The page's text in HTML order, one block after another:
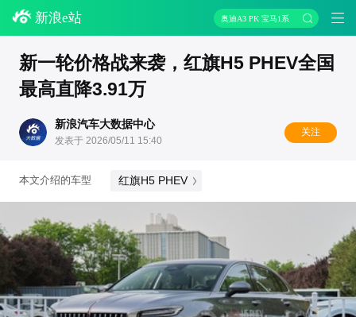
新浪e站 奥迪A3 PK 宝马1系
新一轮价格战来袭，红旗H5 PHEV全国
最高直降3.91万
新浪汽车大数据中心
发表于 2026/05/11 15:40
关注
本文介绍的车型 红旗H5 PHEV